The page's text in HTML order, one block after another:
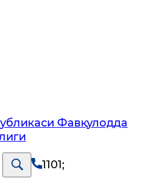
Фавқулодда
1101;